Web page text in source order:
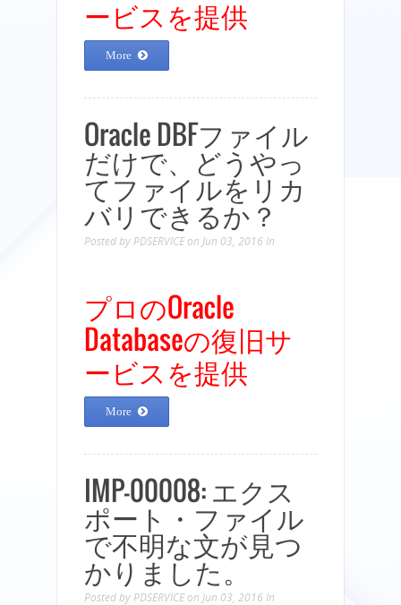
ービスを提供
More
Oracle DBFファイル
だけで、どうやっ
てファイルをリカ
バリできるか？
Posted by PDSERVICE on Jun 03, 2016 In
プロのOracle
Databaseの復旧サ
ービスを提供
More
IMP-00008: エクス
ポート・ファイル
で不明な文が見つ
かりました。
Posted by PDSERVICE on Jun 03, 2016 In